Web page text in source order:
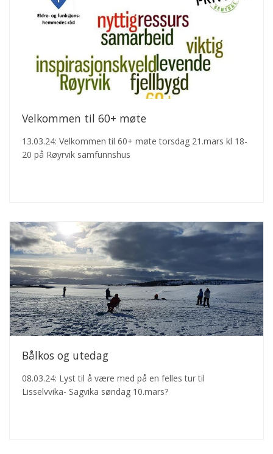
Velkommen til 60+ møte
13.03.24: Velkommen til 60+ møte torsdag 21.mars kl 18-
20 på Røyrvik samfunnshus
Bålkos og utedag
08.03.24: Lyst til å være med på en felles tur til
Lisselvvika- Sagvika søndag 10.mars?